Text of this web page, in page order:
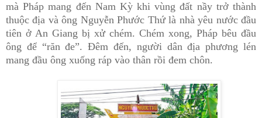
mà Pháp mang đến Nam Kỳ khi vùng đất nầy trở thành
thuộc địa và ông Nguyễn Phước Thứ là nhà yêu nước đầu
tiên ở An Giang bị xử chém. Chém xong, Pháp bêu đầu
ông để “răn đe”. Đêm đến, người dân địa phương lén
mang đầu ông xuống ráp vào thân rồi đem chôn.